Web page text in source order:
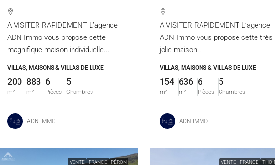
A VISITER RAPIDEMENT L’agence
ADN Immo vous propose cette
magnifique maison individuelle...
VILLAS, MAISONS & VILLAS DE LUXE
200
m²
883
m²
6
Pièces
5
Chambres
ADN IMMO
A VISITER RAPIDEMENT L’agence
ADN Immo vous propose cette très
jolie maison...
VILLAS, MAISONS & VILLAS DE LUXE
154
m²
636
m²
6
Pièces
5
Chambres
ADN IMMO
VENTE FRANCE PÉRON VENTE FRANCE